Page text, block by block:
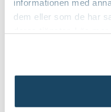
informationen med
dem eller som de har